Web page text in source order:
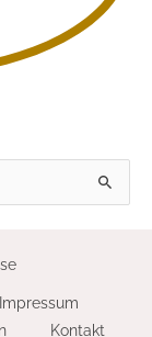
Impressum
Kontakt